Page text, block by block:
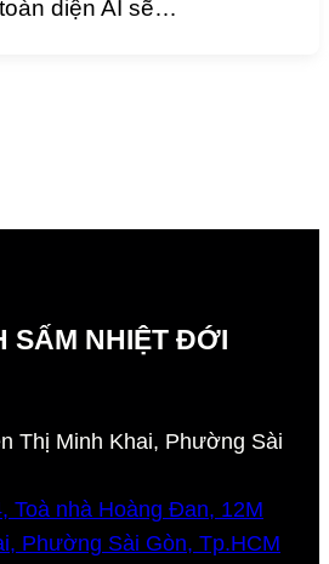
diện AI sẽ…
SẤM NHIỆT ĐỚI
Thị Minh Khai, Phường Sài
Toà nhà Hoàng Đan, 12M
Phường Sài Gòn, Tp.HCM